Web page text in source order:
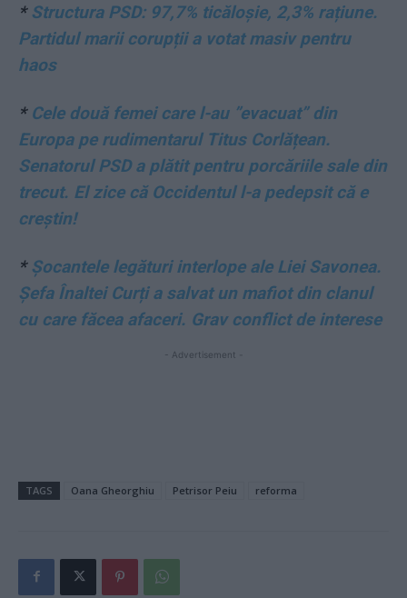
* Structura PSD: 97,7% ticăloșie, 2,3% rațiune.
Partidul marii corupții a votat masiv pentru
haos
* Cele două femei care l-au ”evacuat” din
Europa pe rudimentarul Titus Corlățean.
Senatorul PSD a plătit pentru porcăriile sale din
trecut. El zice că Occidentul l-a pedepsit că e
creștin!
* Șocantele legături interlope ale Liei Savonea.
Șefa Înaltei Curți a salvat un mafiot din clanul
cu care făcea afaceri. Grav conflict de interese
- Advertisement -
TAGS Oana Gheorghiu Petrisor Peiu reforma